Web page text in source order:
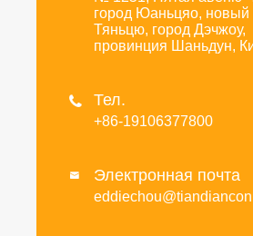
город Юаньцяо, новый
Тяньцю, город Дэчжоу,
провинция Шаньдун,
 Тел.
+86-19106377800
 Электронная почта